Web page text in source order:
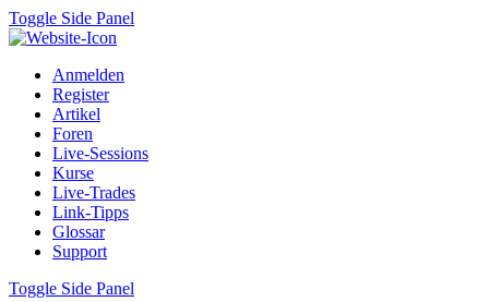
Toggle Side Panel
Anmelden
Register
Artikel
Foren
Live-Sessions
Kurse
Live-Trades
Link-Tipps
Glossar
Support
Toggle Side Panel